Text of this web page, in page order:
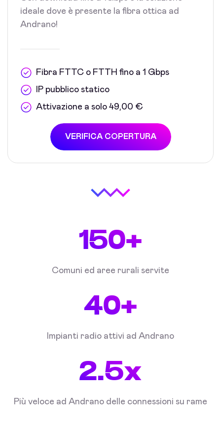
ideale dove è presente la fibra ottica ad
Andrano!
Fibra FTTC o FTTH fino a 1 Gbps
IP pubblico statico
Attivazione a solo 49,00 €
VERIFICA COPERTURA
150+
Comuni ed aree rurali servite
40+
Impianti radio attivi ad Andrano
2.5x
Più veloce ad Andrano delle connessioni su rame